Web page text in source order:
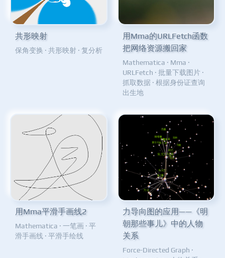
共形映射
保角变换 · 共形映射 · 复分析
用Mma的URLFetch函数
把网络资源搬回家
Mathematica · Mma ·
URLFetch · 批量下载图片 ·
抓取数据 · 根据身份证查询
出生地
用Mma平滑手画线2
Mathematica · 一笔画 · 平
滑手画线 · 平滑手绘线
力导向图的应用——《明
朝那些事儿》中的人物
关系
Force-Directed Graph ·